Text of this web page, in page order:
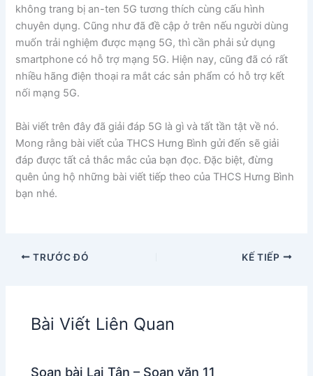
không trang bị an-ten 5G tương thích cùng cấu hình
chuyên dụng. Cũng như đã đề cập ở trên nếu người dùng
muốn trải nghiệm được mạng 5G, thì cần phải sử dụng
smartphone có hỗ trợ mạng 5G. Hiện nay, cũng đã có rất
nhiều hãng điện thoại ra mắt các sản phẩm có hỗ trợ kết
nối mạng 5G.
Bài viết trên đây đã giải đáp 5G là gì và tất tần tật về nó.
Mong rằng bài viết của THCS Hưng Bình gửi đến sẽ giải
đáp được tất cả thắc mắc của bạn đọc. Đặc biệt, đừng
quên ủng hộ những bài viết tiếp theo của THCS Hưng Bình
bạn nhé.
TRƯỚC ĐÓ KẾ TIẾP
Bài Viết Liên Quan
Soạn bài Lai Tân – Soạn văn 11